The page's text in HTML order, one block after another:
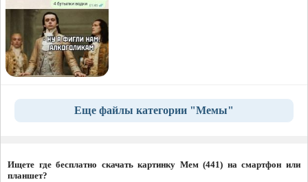
Еще файлы категории "Мемы"
Ищете где бесплатно скачать картинку Мем (441) на смартфон или
планшет?